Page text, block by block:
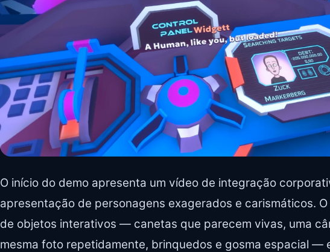
O início do demo apresenta um vídeo de integração
apresentação de personagens exagerados e carismáticos.
de objetos interativos — canetas que parecem vivas, uma
mesma foto repetidamente, brinquedos e gosma espacial —